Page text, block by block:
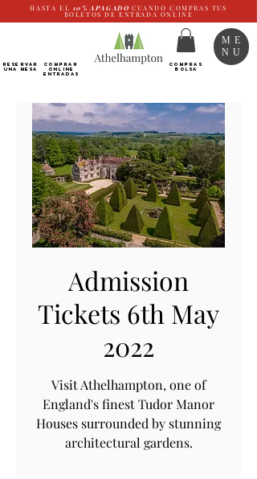
HASTA EL 10% APAGADO CUANDO COMPRAS TUS
BOLETOS DE ENTRADA ONLINE
RESERVAR
UNA MESA
Comprar
ONLINE
Entradas
COMPRAS
BOLSA
ME
NU
Admission
Tickets 6th May
2022
Visit Athelhampton, one of
England's finest Tudor Manor
Houses surrounded by stunning
architectural gardens.